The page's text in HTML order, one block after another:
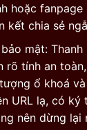
hoặc fanpage
kết chia sẻ
mật:
rõ tính an
ổ khoá
URL lạ, có ký
nên dừng lại